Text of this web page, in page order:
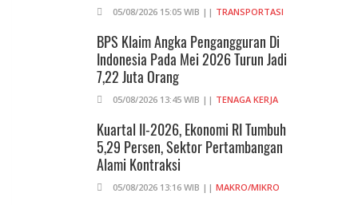
05/08/2026 15:05 WIB || TRANSPORTASI
BPS Klaim Angka Pengangguran Di
Indonesia Pada Mei 2026 Turun Jadi
7,22 Juta Orang
05/08/2026 13:45 WIB || TENAGA KERJA
Kuartal II-2026, Ekonomi RI Tumbuh
5,29 Persen, Sektor Pertambangan
Alami Kontraksi
05/08/2026 13:16 WIB || MAKRO/MIKRO